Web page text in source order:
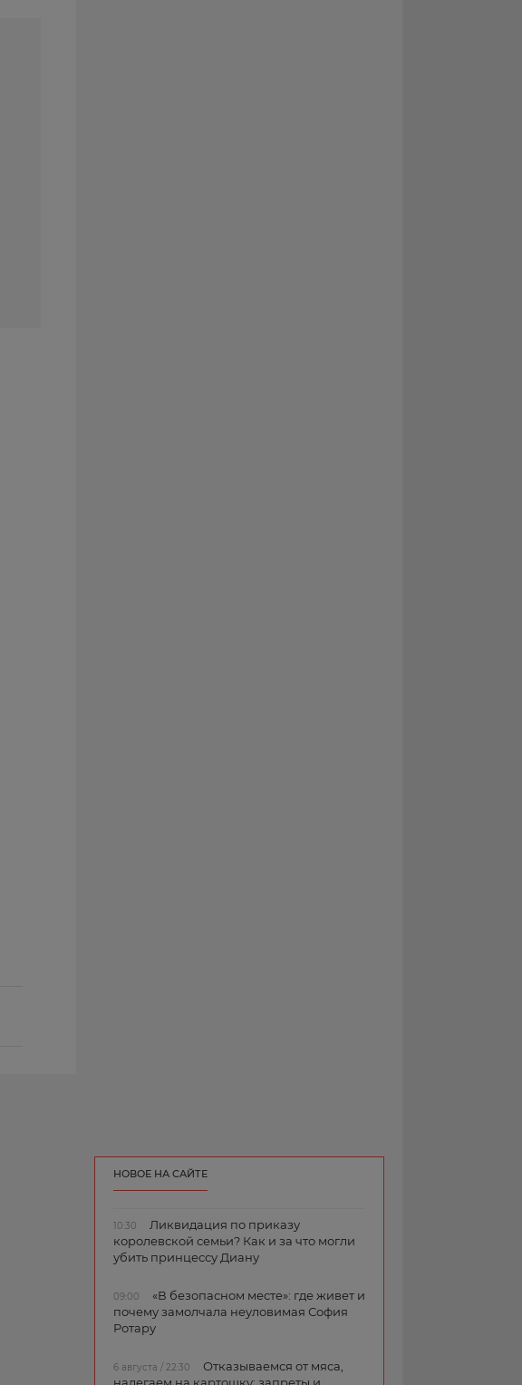
НОВОЕ НА САЙТЕ
10:30
Ликвидация по приказу
королевской семьи? Как и за что могли
убить принцессу Диану
09:00
«В безопасном месте»: где живет и
почему замолчала неуловимая София
Ротару
6 августа / 22:30
Отказываемся от мяса,